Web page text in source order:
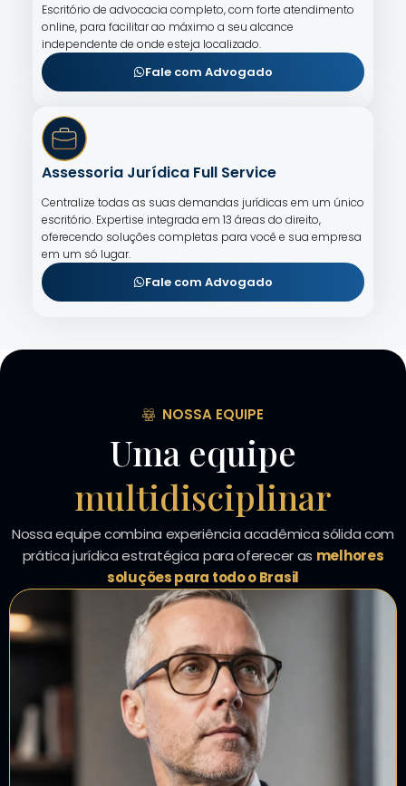
Escritório de advocacia completo, com forte atendimento
online, para facilitar ao máximo a seu alcance
independente de onde esteja localizado.
Fale com Advogado
Assessoria Jurídica Full Service
Centralize todas as suas demandas jurídicas em um único
escritório. Expertise integrada em 13 áreas do direito,
oferecendo soluções completas para você e sua empresa
em um só lugar.
Fale com Advogado
NOSSA EQUIPE
Uma equipe
multidisciplinar
Nossa equipe combina experiência acadêmica sólida com
prática jurídica estratégica para oferecer as melhores
soluções para todo o Brasil